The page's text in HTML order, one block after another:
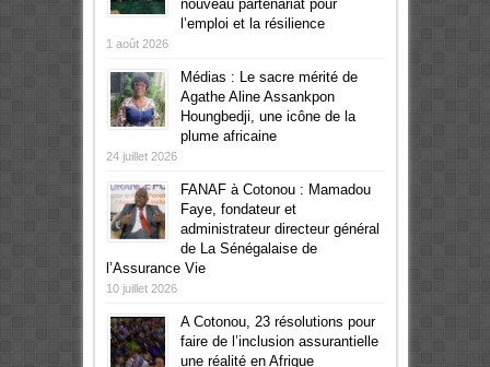
nouveau partenariat pour
l’emploi et la résilience
1 août 2026
Médias : Le sacre mérité de
Agathe Aline Assankpon
Houngbedji, une icône de la
plume africaine
24 juillet 2026
FANAF à Cotonou : Mamadou
Faye, fondateur et
administrateur directeur général
de La Sénégalaise de
l’Assurance Vie
10 juillet 2026
A Cotonou, 23 résolutions pour
faire de l’inclusion assurantielle
une réalité en Afrique